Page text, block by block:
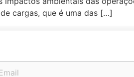
cargas, que é uma das […]